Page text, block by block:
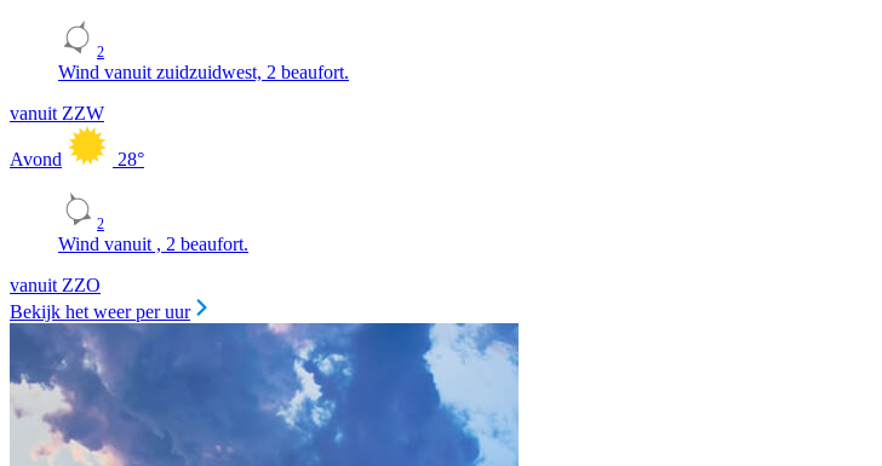
2
Wind vanuit zuidzuidwest, 2 beaufort.
vanuit ZZW
Avond 28°
2
Wind vanuit , 2 beaufort.
vanuit ZZO
Bekijk het weer per uur